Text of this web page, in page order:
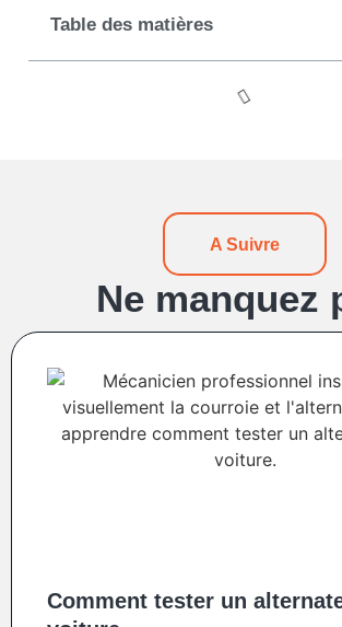
Table des matières
A Suivre
Ne manquez
Comment tester un